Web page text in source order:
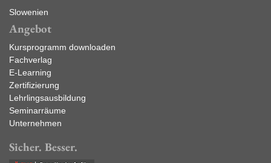
Slowenien
Angebot
Kursprogramm downloaden
Fachverlag
E-Learning
Zertifizierung
Lehrlingsausbildung
Seminarräume
Unternehmen
Sicher. Besser.